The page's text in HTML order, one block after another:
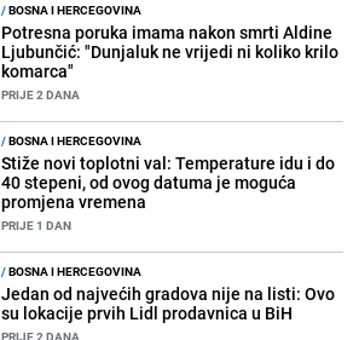
/BOSNA I HERCEGOVINA
Potresna poruka imama nakon smrti Aldine
Ljubunčić: "Dunjaluk ne vrijedi ni koliko krilo
komarca"
PRIJE 2 DANA
/BOSNA I HERCEGOVINA
Stiže novi toplotni val: Temperature idu i do
40 stepeni, od ovog datuma je moguća
promjena vremena
PRIJE 1 DAN
/BOSNA I HERCEGOVINA
Jedan od najvećih gradova nije na listi: Ovo
su lokacije prvih Lidl prodavnica u BiH